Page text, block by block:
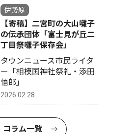
伊勢原
【寄稿】二宮町の大山囃子
の伝承団体「富士見が丘二
丁目祭囃子保存会」
タウンニュース市民ライタ
ー「相模国神社祭礼・添田
悟郎」
2026.02.28
コラム一覧